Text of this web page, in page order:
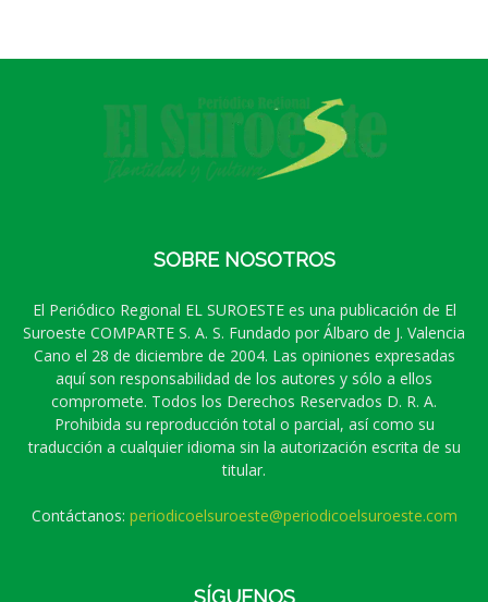
SOBRE NOSOTROS
El Periódico Regional EL SUROESTE es una publicación de El
Suroeste COMPARTE S. A. S. Fundado por Álbaro de J. Valencia
Cano el 28 de diciembre de 2004. Las opiniones expresadas
aquí son responsabilidad de los autores y sólo a ellos
compromete. Todos los Derechos Reservados D. R. A.
Prohibida su reproducción total o parcial, así como su
traducción a cualquier idioma sin la autorización escrita de su
titular.
Contáctanos: periodicoelsuroeste@periodicoelsuroeste.com
SÍGUENOS